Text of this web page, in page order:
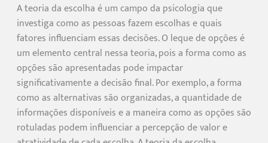
A teoria da escolha é um campo da psicologia que
investiga como as pessoas fazem escolhas e quais
fatores influenciam essas decisões. O leque de opções é
um elemento central nessa teoria, pois a forma como as
opções são apresentadas pode impactar
significativamente a decisão final. Por exemplo, a forma
como as alternativas são organizadas, a quantidade de
informações disponíveis e a maneira como as opções são
rotuladas podem influenciar a percepção de valor e